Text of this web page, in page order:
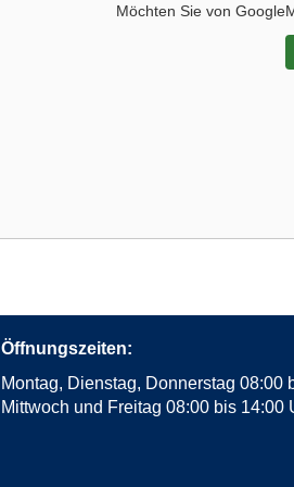
Möchten Sie von
Öffnungszeiten:
Montag, Dienstag, Donnerstag 08:00
Mittwoch und Freitag 08:00 bis 14:00